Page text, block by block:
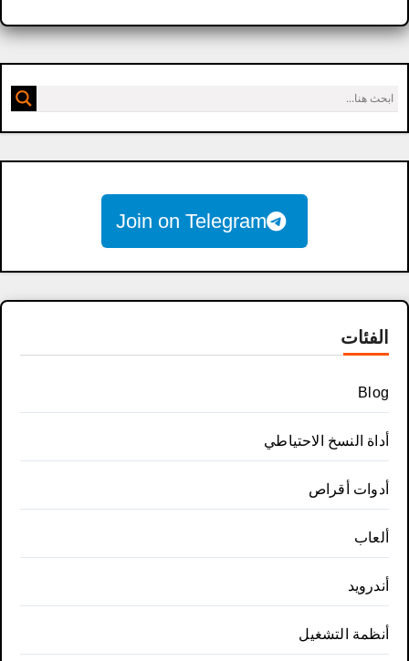
Join on Telegram
الفئات
Blog
أداة النسخ الاحتياطي
أدوات أقراص
ألعاب
أندرويد
أنظمة التشغيل